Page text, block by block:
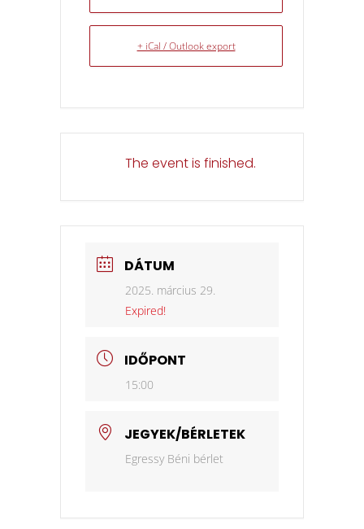
+ iCal / Outlook export
The event is finished.
DÁTUM
2025. március 29.
Expired!
IDŐPONT
15:00
JEGYEK/BÉRLETEK
Egressy Béni bérlet